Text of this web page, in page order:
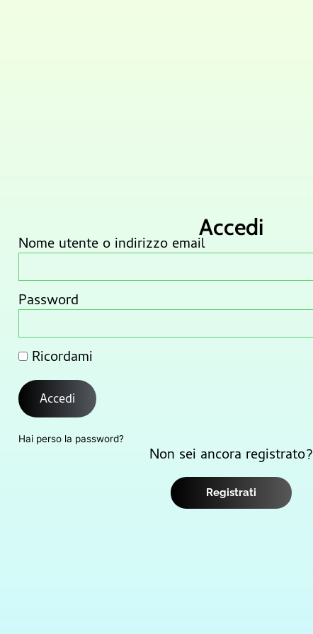
Accedi
Nome utente o indirizzo email
Password
Ricordami
Accedi
Hai perso la password?
Non sei ancora registrato?
Registrati